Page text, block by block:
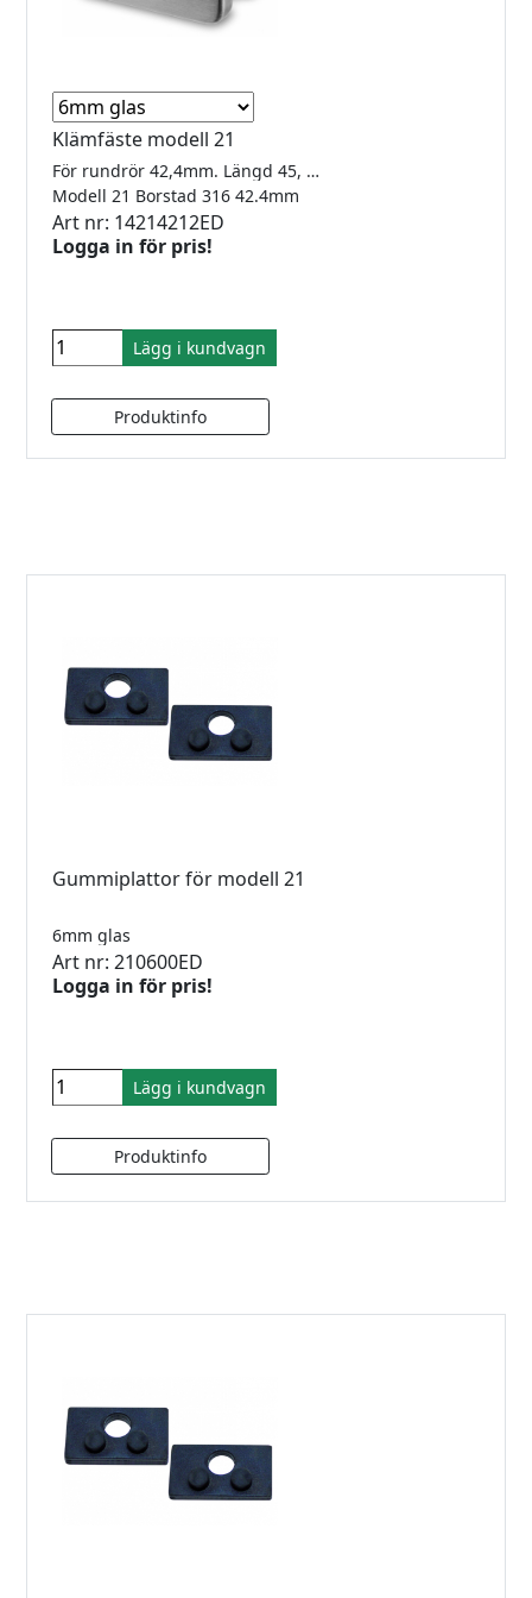
Klämfäste modell 21
För rundrör 42,4mm. Längd 45, bredd 27, höjd 45mm.
Modell 21 Borstad 316 42.4mm
Art nr: 14214212ED
Logga in för pris!
Lägg i kundvagn
Gummiplattor för modell 21
6mm glas
Art nr: 210600ED
Logga in för pris!
Lägg i kundvagn